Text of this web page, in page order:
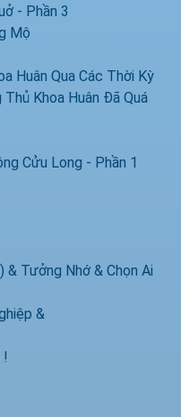
- Phần 3
Mộ
Huân Qua Các Thời Kỳ
Khoa Huân Đã Quá
Cửu Long - Phần 1
& Tưởng Nhớ & Chọn Ai
&